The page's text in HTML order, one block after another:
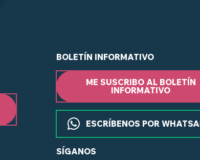
BOLETÍN INFORMATIVO
ME SUSCRIBO AL BOLETÍN
INFORMATIVO
ESCRÍBENOS POR
SÍGANOS